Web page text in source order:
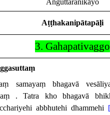
Aṅguttaranikāyo
Aṭṭhakanipātapāḷi
3. Gahapativaggo
samayaṃ bhagavā
. Tatra kho bhagavā
abbhutehi dhammehi